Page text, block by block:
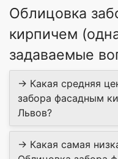
Облицовка
кирпичем
задаваемые
→ Какая средняя
забора фасадным
Львов?
→ Какая самая